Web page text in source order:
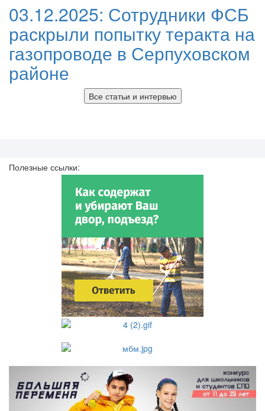
03.12.2025: Сотрудники ФСБ
раскрыли попытку теракта на
газопроводе в Серпуховском
районе
Все статьи и интервью
Полезные ссылки: